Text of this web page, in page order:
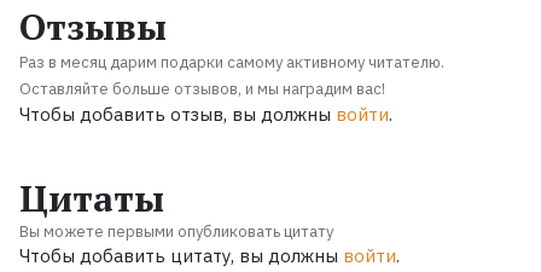
Отзывы
Раз в месяц дарим подарки самому активному читателю.
Оставляйте больше отзывов, и мы наградим вас!
Чтобы добавить отзыв, вы должны войти.
Цитаты
Вы можете первыми опубликовать цитату
Чтобы добавить цитату, вы должны войти.